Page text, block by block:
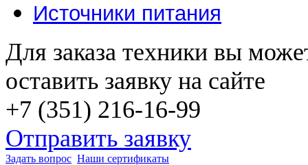
Источники питания
Для заказа техники вы
оставить заявку на сайте
+7 (351) 216-16-99
Отправить заявку
Задать вопрос Наши сертификаты